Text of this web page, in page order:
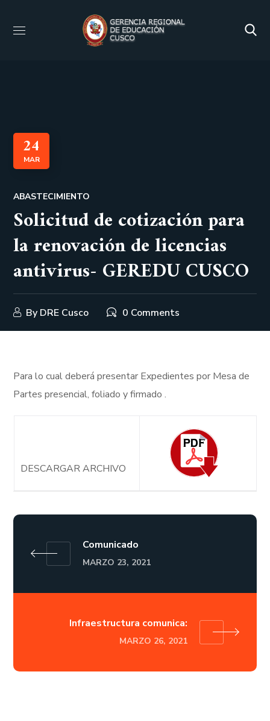
24
MAR
ABASTECIMIENTO
Solicitud de cotización para
la renovación de licencias
antivirus- GEREDU CUSCO
By DRE Cusco 0 Comments
Para lo cual deberá presentar Expedientes por Mesa de
Partes presencial, foliado y firmado .
DESCARGAR ARCHIVO
Comunicado
MARZO 23, 2021
Infraestructura comunica:
MARZO 26, 2021